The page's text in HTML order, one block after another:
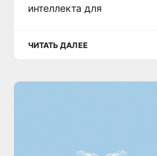
интеллекта для
ЧИТАТЬ ДАЛЕЕ